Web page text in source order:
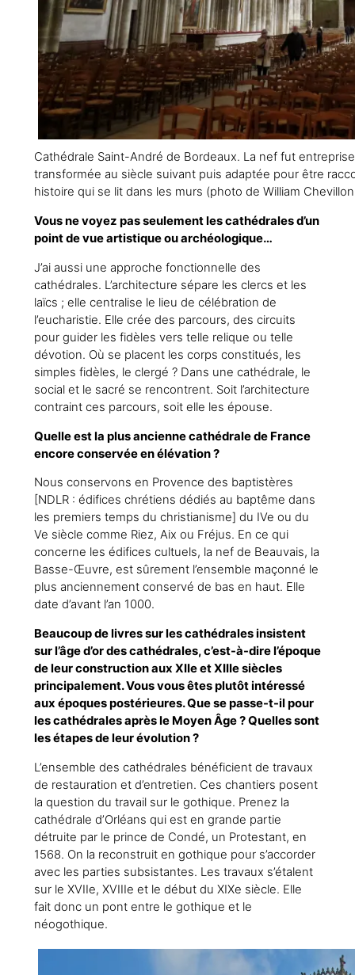
Cathédrale Saint-André de Bordeaux. La nef fut
transformée au siècle suivant puis adaptée pour être
histoire qui se lit dans les murs (photo de William
Vous ne voyez pas seulement les cathédrales d’un
point de vue artistique ou archéologique…
J’ai aussi une approche fonctionnelle des
cathédrales. L’architecture sépare les clercs et les
laïcs ; elle centralise le lieu de célébration de
l’eucharistie. Elle crée des parcours, des circuits
pour guider les fidèles vers telle relique ou telle
dévotion. Où se placent les corps constitués, les
simples fidèles, le clergé ? Dans une cathédrale, le
social et le sacré se rencontrent. Soit l’architecture
contraint ces parcours, soit elle les épouse.
Quelle est la plus ancienne cathédrale de France
encore conservée en élévation ?
Nous conservons en Provence des baptistères
[NDLR : édifices chrétiens dédiés au baptême dans
les premiers temps du christianisme] du IVe ou du
Ve siècle comme Riez, Aix ou Fréjus. En ce qui
concerne les édifices cultuels, la nef de Beauvais, la
Basse-Œuvre, est sûrement l’ensemble maçonné le
plus anciennement conservé de bas en haut. Elle
date d’avant l’an 1000.
Beaucoup de livres sur les cathédrales insistent
sur l’âge d’or des cathédrales, c’est-à-dire l’époque
de leur construction aux XIIe et XIIIe siècles
principalement. Vous vous êtes plutôt intéressé
aux époques postérieures. Que se passe-t-il pour
les cathédrales après le Moyen Âge ? Quelles sont
les étapes de leur évolution ?
L’ensemble des cathédrales bénéficient de travaux
de restauration et d’entretien. Ces chantiers posent
la question du travail sur le gothique. Prenez la
cathédrale d’Orléans qui est en grande partie
détruite par le prince de Condé, un Protestant, en
1568. On la reconstruit en gothique pour s’accorder
avec les parties subsistantes. Les travaux s’étalent
sur le XVIIe, XVIIIe et le début du XIXe siècle. Elle
fait donc un pont entre le gothique et le
néogothique.